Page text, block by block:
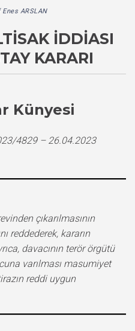
ARSLAN
İDDIASI
KARARI
Künyesi
4829 – 26.04.2023
çıkarılmasının
reddederek, kararın
davacının terör örgütü
varılması masumiyet
reddi uygun